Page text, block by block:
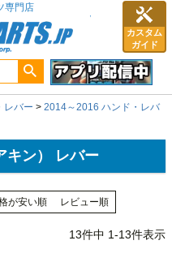
カスタム
ガイド
専門店
レバー
2014～2016 ハンド・レバ
キン） レバー
が安い順 レビュー順
13件中 1-13件表示